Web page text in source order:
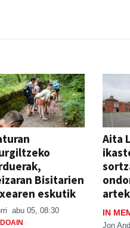
Bisitarien
eskutik
abu 05, 08:30
Aita
IN
Jon